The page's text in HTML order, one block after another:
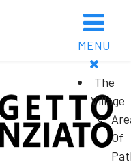
MENU
The
Village
Of